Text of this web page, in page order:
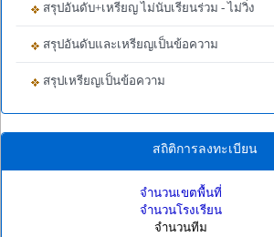
สรุปอันดับ+เหรียญ ไม่นับเรียนร่วม - ไม่วิ่ง
สรุปอันดับและเหรียญเป็นข้อความ
สรุปเหรียญเป็นข้อความ
สถิติการลงทะเบียน
จำนวนเขตพื้นที่
จำนวนโรงเรียน
จำนวนทีม